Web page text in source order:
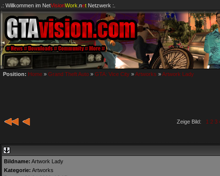
.: Willkommen im NetVisionWork .netNetzwerk :.
Position: Home » Grand Theft Auto » GTA: Vice City »Artworks »Artwork Lady
Zeige Bild: 1 2 3
Bildname: Artwork Lady
Kategorie: Artworks